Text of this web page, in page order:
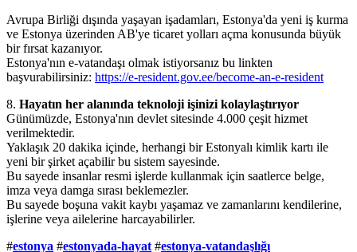
Avrupa Birliği dışında yaşayan işadamları, Estonya'da yeni iş kurma
ve Estonya üzerinden AB'ye ticaret yolları açma konusunda büyük
bir fırsat kazanıyor.
Estonya'nın e-vatandaşı olmak istiyorsanız bu linkten
başvurabilirsiniz: https://e-resident.gov.ee/become-an-e-resident
8. Hayatın her alanında teknoloji işinizi kolaylaştırıyor
Günümüzde, Estonya'nın devlet sitesinde 4.000 çeşit hizmet
verilmektedir.
Yaklaşık 20 dakika içinde, herhangi bir Estonyalı kimlik kartı ile
yeni bir şirket açabilir bu sistem sayesinde.
Bu sayede insanlar resmi işlerde kullanmak için saatlerce belge,
imza veya damga sırası beklemezler.
Bu sayede boşuna vakit kaybı yaşamaz ve zamanlarını kendilerine,
işlerine veya ailelerine harcayabilirler.
#estonya #estonyada-hayat #estonya-vatandaşlığı